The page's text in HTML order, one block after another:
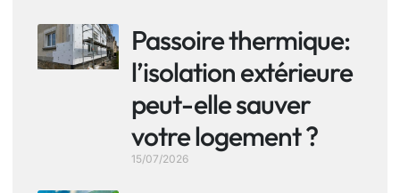
Passoire thermique:
l’isolation extérieure
peut-elle sauver
votre logement ?
15/07/2026